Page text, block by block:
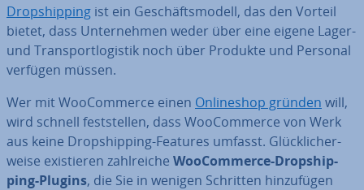
Drop­ship­ping ist ein Ge­schäfts­mo­dell, das den Vorteil
bietet, dass Un­ter­neh­men weder über eine eigene Lager-
und Trans­port­lo­gis­tik noch über Produkte und Personal
verfügen müssen.
Wer mit Woo­Com­mer­ce einen On­line­shop gründen will,
wird schnell fest­stel­len, dass Woo­Com­mer­ce von Werk
aus keine Drop­ship­ping-Features umfasst. Glück­li­cher­
wei­se exis­tie­ren zahl­rei­che Woo­Com­mer­ce-Drop­ship­
ping-Plugins, die Sie in wenigen Schritten hin­zu­fü­gen